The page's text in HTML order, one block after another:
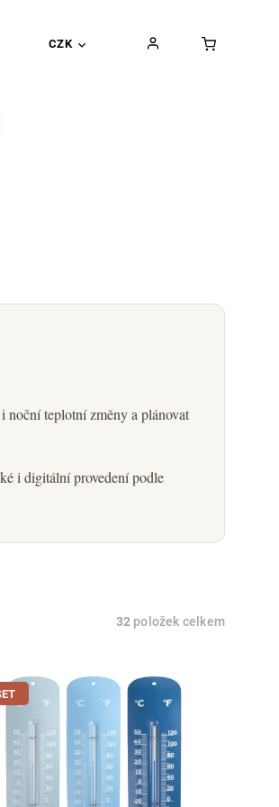
CZK
Gurmánské pochoutky Dárkové
noční teplotní změny a plánovat
i digitální provedení podle
32 položek celkem